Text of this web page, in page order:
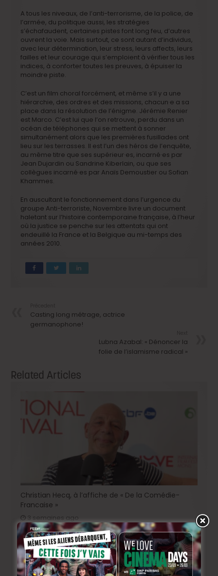
A tous les niveaux, de l’anti-terrorisme, de la police, de
l’armée, du politique aussi, les stratégies
s’échafaudent, certaines pistes font long feu, d’autres
ouvrent la voie. Mais surtout, ce sont autant d’individus,
avec leur détermination, leur stress, leurs affects, leurs
failles et leur courage qui s’emploient à vérifier tous les
indices, à conforter toutes les preuves, à épuiser la
moindre piste.
C’est un film choral forcément, et même s’il y a une
hiérarchie, des ordres et des missions, chacun·e a sa
place dans la résolution de l’énigme. Jérémie Renier
est Marco. C’est lui que l’on retrouve, perdu dans un
océan de téléphones qui se mettent à sonner
simultanément alors que les premières fusillades ont
lieu sur les terrasses. Il est l’un des héros de l’enquête,
au même titre que ses supérieur·es, incarné·es par
Jean Dujardin ou Sandrine Kiberlain, ou que ses
collègues incarné·es par Anaïs Demoustier ou Sofian
Khammes.
En auscultant le fonctionnement dans l’urgence du
groupe Anti-terroriste, Novembre livre un document
haletant sur l’histoire contemporaine française, à l’heur
où la justice se penche sur les attentats qui ont
endeuillé la France et la Belgique au mi-temps des
années 2010.
Casting long métrage, actrice
germanophone!
Lubna Azabal: « Dénoncer la
folie de l’islamisme radical »
Related Articles
Christian Hecq, à l’affiche de « De la Comédie-
Francaise »
3 semaines ago